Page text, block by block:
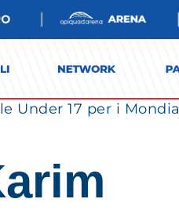
Under 17 per i